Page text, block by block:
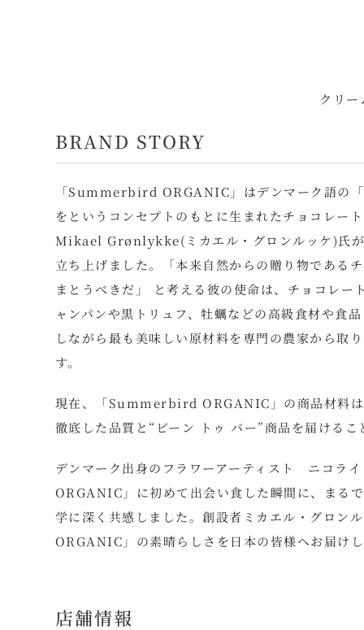
クリ
BRAND STORY
「Summerbird ORGANIC」はデンマーク語の
をというコンセプトのもとに生まれたチョコレー
Mikael Grønlykke(ミカエル・グロンルッケ)氏が
立ち上げました。「本来自然からの贈り物である
まとうべきだ」 と考える彼の使命は、チョコレ
ャンパンや黒トリュフ、牡蠣などの高級食材や食
しながら最も美味しい原材料を専門の農家から取
す。
現在、「Summerbird ORGANIC」の商品材料は
徹底した品質と“ビーン トゥ バー”商品を届ける
デンマーク出身のフラワーアーティスト ニコラ
ORGANIC」に初めて出会い食した瞬間に、まる
学に深く共感しました。創設者ミカエル・グロ
ORGANIC」の素晴らしさを日本の皆様へお届け
店舗情報